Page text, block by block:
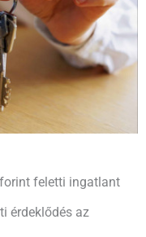
feletti ingatlant
érdeklődés az